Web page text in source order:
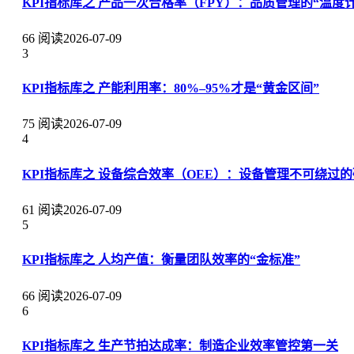
66 阅读2026-07-09
3
KPI指标库之 产能利用率：80%–95%才是“黄金区间”
75 阅读2026-07-09
4
KPI指标库之 设备综合效率（OEE）：设备管理不可绕过
61 阅读2026-07-09
5
KPI指标库之 人均产值：衡量团队效率的“金标准”
66 阅读2026-07-09
6
KPI指标库之 生产节拍达成率：制造企业效率管控第一关